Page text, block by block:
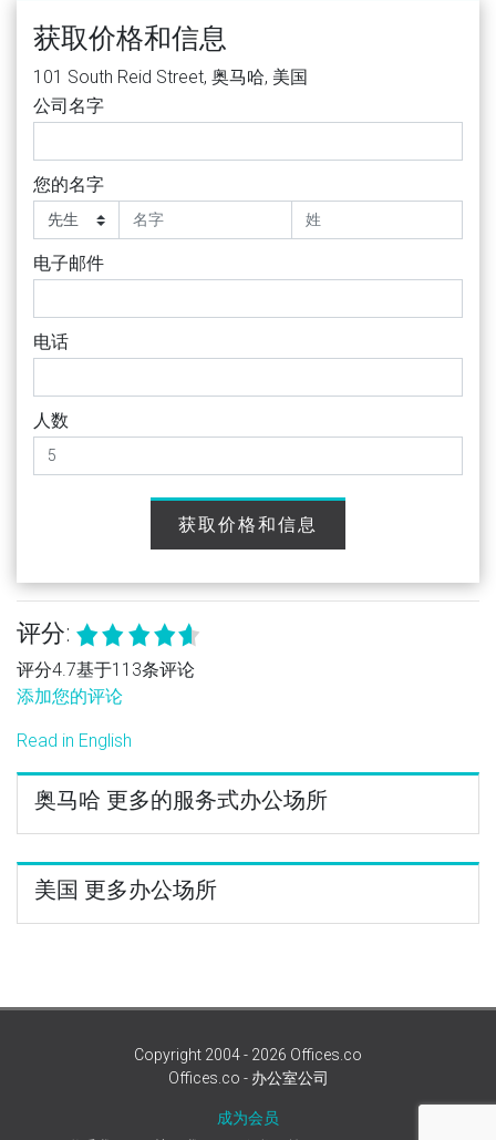
获取价格和信息
101 South Reid Street, 奥马哈, 美国
公司名字
您的名字
电子邮件
电话
人数
获取价格和信息
评分:
评分4.7基于113条评论
添加您的评论
Read in English
奥马哈 更多的服务式办公场所
美国 更多办公场所
Copyright 2004 - 2026 Offices.co
Offices.co - 办公室公司
成为会员